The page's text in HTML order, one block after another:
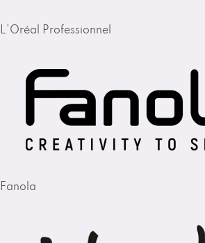
L'Oréal Professionnel
Fanola